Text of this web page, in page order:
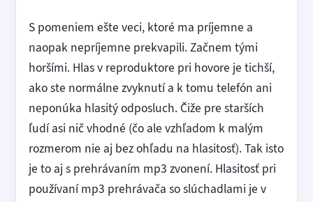
S pomeniem ešte veci, ktoré ma príjemne a
naopak nepríjemne prekvapili. Začnem tými
horšími. Hlas v reproduktore pri hovore je tichší,
ako ste normálne zvyknutí a k tomu telefón ani
neponúka hlasitý odposluch. Čiže pre starších
ľudí asi nič vhodné (čo ale vzhľadom k malým
rozmerom nie aj bez ohľadu na hlasitosť). Tak isto
je to aj s prehrávaním mp3 zvonení. Hlasitosť pri
používaní mp3 prehrávača so slúchadlami je v